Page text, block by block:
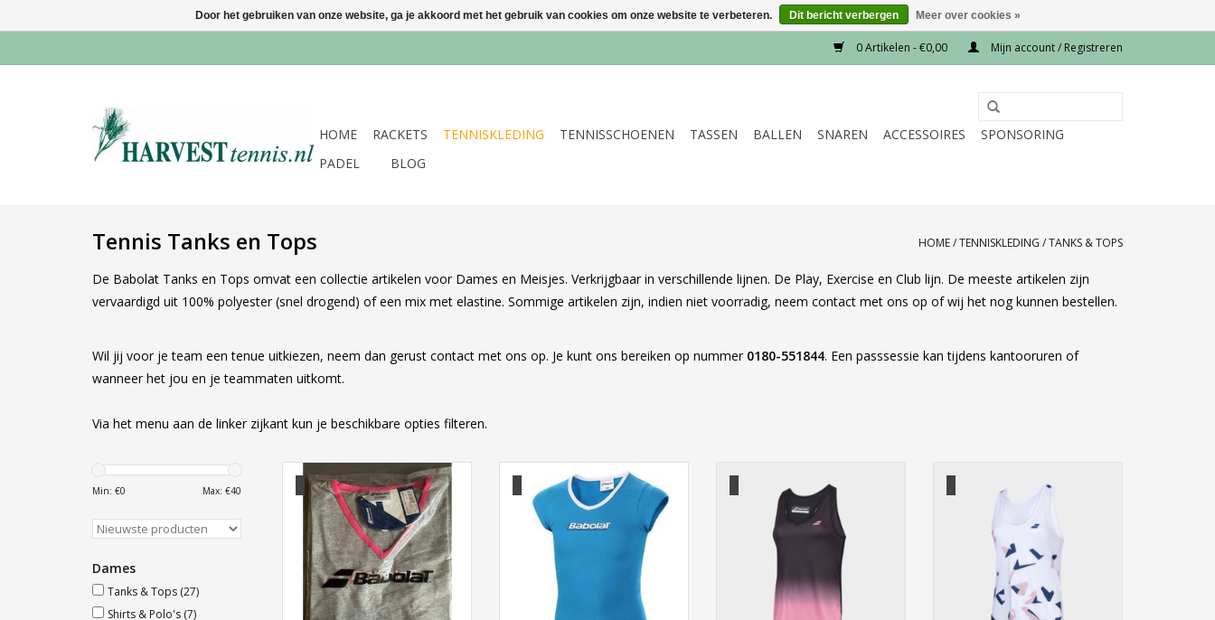
0 Artikelen - €0,00 Mijn account / Registreren
HOME RACKETS TENNISKLEDING TENNISSCHOENEN TASSEN BALLEN SNAREN ACCESSOIRES
SPONSORING
PADEL
BLOG
Tennis Tanks en Tops HOME/TENNISKLEDING /TANKS & TOPS
De Babolat Tanks en Tops omvat een collectie artikelen voor Dames en Meisjes. Verkrijgbaar in verschillende lijnen. De Play, Exercise en Club lijn. De meeste artikelen zijn
vervaardigd uit 100% polyester (snel drogend) of een mix met elastine. Sommige artikelen zijn, indien niet voorradig, neem contact met ons op of wij het nog kunnen bestellen.
Wil jij voor je team een tenue uitkiezen, neem dan gerust contact met ons op. Je kunt ons bereiken op nummer 0180-551844. Een passsessie kan tijdens kantooruren of
wanneer het jou en je teammaten uitkomt.
Via het menu aan de linker zijkant kun je beschikbare opties filteren.
Min: €0 Max: €40
Dames
Tanks & Tops (27)
Shirts & Polo's (7)
Babolat Training Basic T-shirt Girl
TOEVOEGEN AAN WINKELWAGEN
Babolat Training Basic T-shirt Girl
TOEVOEGEN AAN WINKELWAGEN
TOEVOEGEN AAN WINKELWAGEN
TOEVOEGEN AAN WINKELWAGEN
Door het gebruiken van onze website, ga je akkoord met het gebruik van cookies om onze website te verbeteren. Dit bericht verbergen Meer over cookies »